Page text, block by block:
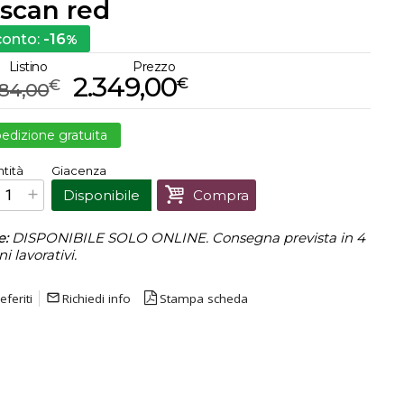
red
-16%
Listino
€
Prezzo
€
2.349,00
gratuita
Prezzo finale:€2.349,00
Giacenza
Disponibile Compra
DISPONIBILE SOLO ONLINE. Consegna prevista in 4
lavorativi.
mail_outline Richiedi info Stampa scheda